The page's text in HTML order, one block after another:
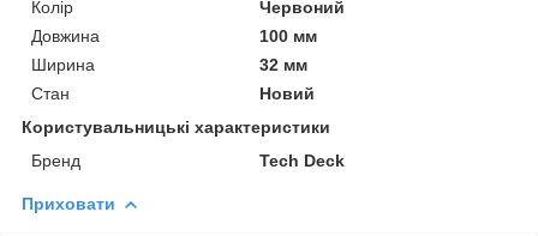
Колір
Червоний
Довжина
100 мм
Ширина
32 мм
Стан
Новий
Користувальницькі характеристики
Бренд
Tech Deck
Приховати